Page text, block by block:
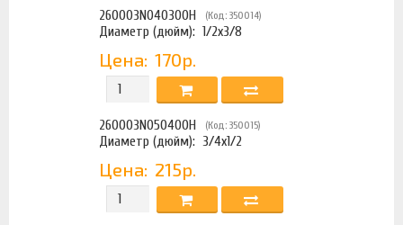
260003N040300H (Код: 350014)
Диаметр (дюйм):1/2х3/8
Цена:170р.
260003N050400H (Код: 350015)
Диаметр (дюйм): 3/4х1/2
Цена: 215р.